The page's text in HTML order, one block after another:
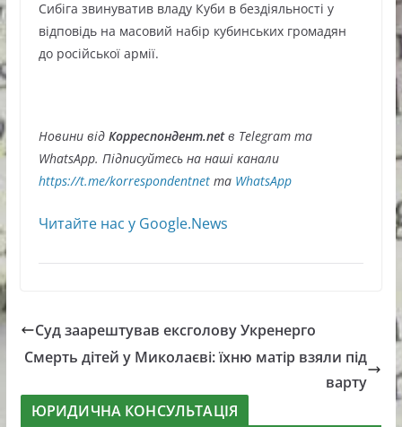
Сибіга звинуватив владу Куби в бездіяльності у
відповідь на масовий набір кубинських громадян
до російської армії.
Новини відКорреспондент.netв Telegram та
WhatsApp. Підписуйтесь на наші канали
https://t.me/korrespondentnetта WhatsApp
Читайте нас у Google.News
Суд заарештував ексголову Укренерго
Смерть дітей у Миколаєві: їхню матір взяли під
варту
ЮРИДИЧНА КОНСУЛЬТАЦІЯ